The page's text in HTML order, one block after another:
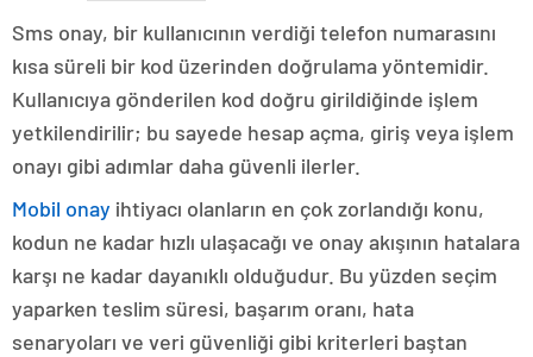
Sms onay, bir kullanıcının verdiği telefon numarasını
kısa süreli bir kod üzerinden doğrulama yöntemidir.
Kullanıcıya gönderilen kod doğru girildiğinde işlem
yetkilendirilir; bu sayede hesap açma, giriş veya işlem
onayı gibi adımlar daha güvenli ilerler.
Mobil onay ihtiyacı olanların en çok zorlandığı konu,
kodun ne kadar hızlı ulaşacağı ve onay akışının hatalara
karşı ne kadar dayanıklı olduğudur. Bu yüzden seçim
yaparken teslim süresi, başarım oranı, hata
senaryoları ve veri güvenliği gibi kriterleri baştan